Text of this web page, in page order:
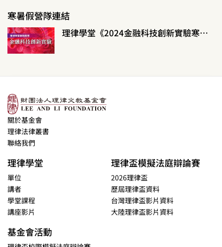
寒暑假營隊連結
理律學堂《2024金融科技創新實驗寒假營隊》
關於基金會
理律法律叢書
聯絡我們
理律學堂
單位
講者
學堂課程
講座影片
理律盃模擬法庭辯論賽
2026理律盃
歷屆理律盃資料
台灣理律盃影片資料
大陸理律盃影片資料
基金會活動